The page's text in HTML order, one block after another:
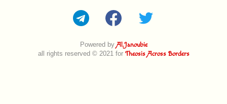
Powered byAl.Janoubie
all rights reserved © 2021 for Theosis Across Borders